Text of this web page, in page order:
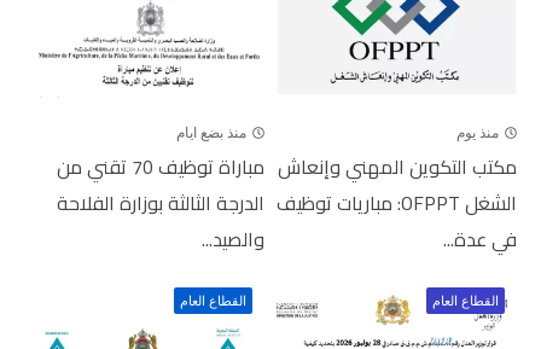
منذ يوم
مكتب التكوين المهني وإنعاش
الشغل OFPPT: مباريات توظيف
في عدة...
منذ بضع ايام
مباراة توظيف 70 تقني من
الدرجة الثالثة بوزارة الفلاحة
والصيد...
القطاع العام القطاع العام